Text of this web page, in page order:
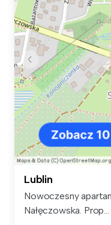
Lublin
Nowoczesny
Nałęczowska. Prop...